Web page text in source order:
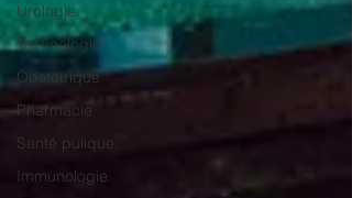
Urologie
Technologie
Obstétrique
Pharmacie
Santé pulique
Immunologie